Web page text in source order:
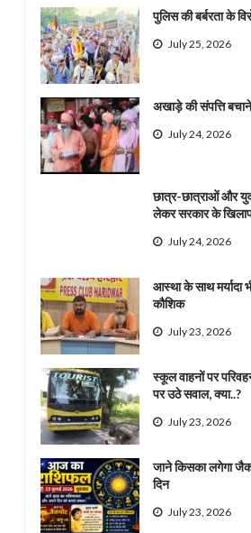
पुलिस की बर्बरता के
July 25, 2026
अखाड़े की संपत्ति
July 24, 2026
छात्र-छात्राओं और
लेकर सरकार के खिलाफ
July 24, 2026
आस्था के साथ मर्यादा
कौशिक
July 23, 2026
स्कूल वाहनों पर
पर उठे सवाल, क्या..?
July 23, 2026
जाने किसका लगेगा
दिन
July 23, 2026